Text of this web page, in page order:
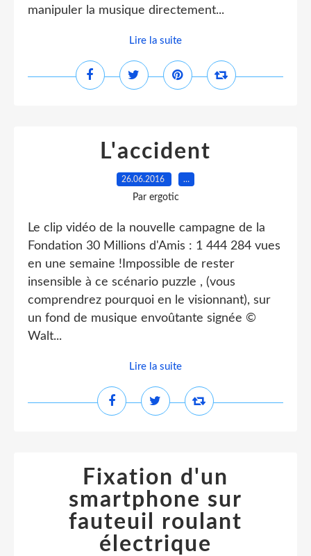
manipuler la musique directement...
Lire la suite
L'accident
26.06.2016 …
Par ergotic
Le clip vidéo de la nouvelle campagne de la
Fondation 30 Millions d'Amis : 1 444 284 vues
en une semaine !Impossible de rester
insensible à ce scénario puzzle , (vous
comprendrez pourquoi en le visionnant), sur
un fond de musique envoûtante signée ©
Walt...
Lire la suite
Fixation d'un
smartphone sur
fauteuil roulant
électrique